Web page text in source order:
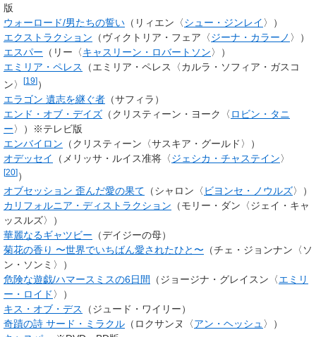
版
ウォーロード/男たちの誓い （リィエン〈シュー・ジンレイ 〉）
エクストラクション （ヴィクトリア・フェア 〈ジーナ・カラーノ 〉）
エスパー （リー〈キャスリーン・ロバートソン〉）
エミリア・ペレス
（エミリア・ペレス
〈カルラ・ソフィア・ガスコ
ン〉
[19] ）
エラゴン 遺志を継ぐ者 （サフィラ ）
エンド・オブ・デイズ （クリスティーン・ヨーク〈 ロビン・タニ
ー〉）※テレビ版
エンバイロン （クリスティーン〈サスキア・グールド〉）
オデッセイ
（ メリッサ・ルイス准将 〈ジェシカ・チャステイン〉
[20] ）
オブセッション 歪んだ愛の果て （シャロン 〈 ビヨンセ・ノウルズ〉）
カリフォルニア・ディストラクション （モリー・ダン〈ジェイ・キャ
ッスルズ〉）
華麗なるギャツビー （デイジーの母）
菊花の香り 〜世界でいちばん愛されたひと〜 （チェ・ジョンナン〈ソ
ン・ソンミ〉）
危険な遊戯/ハマースミスの6日間
（ジョージナ・グレイスン〈エミリ
ー・ロイド 〉）
キス・オブ・デス
（ジュード・ワイリー）
奇蹟の詩 サード・ミラクル （ロクサンヌ〈アン・ヘッシュ 〉）